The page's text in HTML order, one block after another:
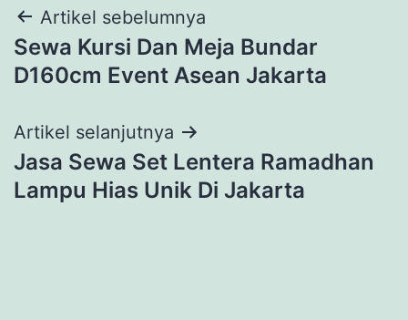
Navigasi
pos
Artikel sebelumnya
Sewa Kursi Dan Meja Bundar
D160cm Event Asean Jakarta
Artikel selanjutnya
Jasa Sewa Set Lentera Ramadhan
Lampu Hias Unik Di Jakarta